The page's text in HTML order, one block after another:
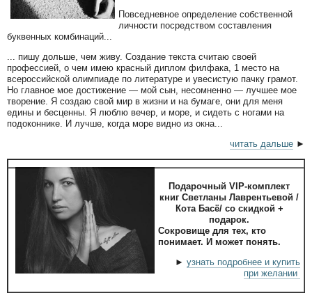
Повседневное определение собственной
личности посредством составления
буквенных комбинаций...
... пишу дольше, чем живу. Создание текста считаю своей
профессией, о чем имею красный диплом филфака, 1 место на
всероссийской олимпиаде по литературе и увесистую пачку грамот.
Но главное мое достижение — мой сын, несомненно — лучшее мое
творение. Я создаю свой мир в жизни и на бумаге, они для меня
едины и бесценны. Я люблю вечер, и море, и сидеть с ногами на
подоконнике. И лучше, когда море видно из окна...
читать дальше ►
Подарочный VIP-комплект
книг Светланы Лаврентьевой /
Кота Басё/ со скидкой +
подарок.
Сокровище для тех, кто
понимает. И может понять.
► узнать подробнее и купить
при желании